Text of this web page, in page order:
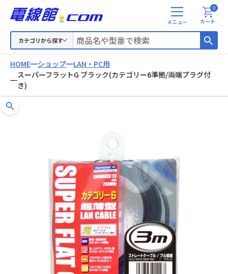
カテゴリから探す
メ
ニ
カート
0
HOME ショップ
LAN・PC用
スーパーフラットG ブラック(カテゴリー6準拠/両端プラグ付
き)